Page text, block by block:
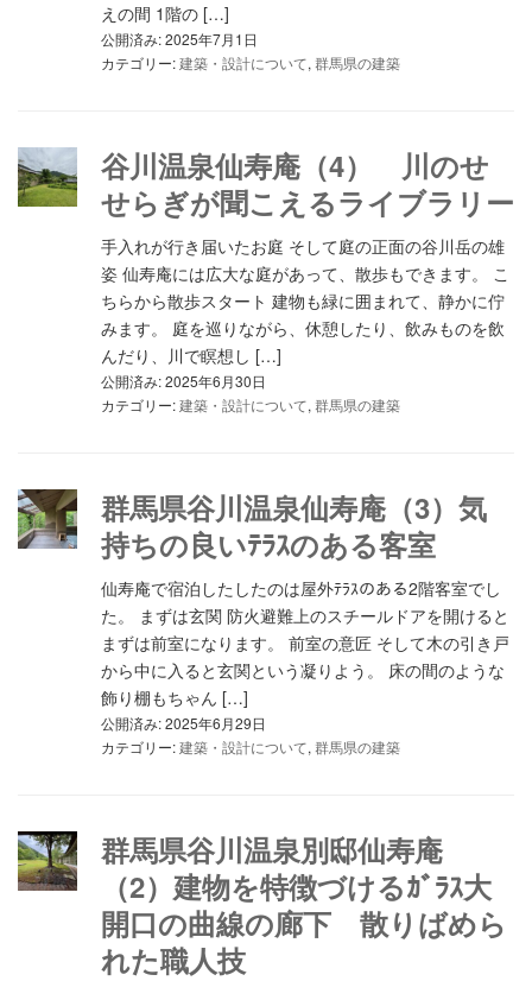
えの間 1階の […]
公開済み: 2025年7月1日
カテゴリー:建築・設計について, 群馬県の建築
谷川温泉仙寿庵（4） 川のせ
せらぎが聞こえるライブラリー
手入れが行き届いたお庭 そして庭の正面の谷川岳の雄
姿 仙寿庵には広大な庭があって、散歩もできます。 こ
ちらから散歩スタート 建物も緑に囲まれて、静かに佇
みます。 庭を巡りながら、休憩したり、飲みものを飲
んだり、川で瞑想し […]
公開済み: 2025年6月30日
カテゴリー:建築・設計について, 群馬県の建築
群馬県谷川温泉仙寿庵（3）気
持ちの良いﾃﾗｽのある客室
仙寿庵で宿泊したしたのは屋外ﾃﾗｽのある2階客室でし
た。 まずは玄関 防火避難上のスチールドアを開けると
まずは前室になります。 前室の意匠 そして木の引き戸
から中に入ると玄関という凝りよう。 床の間のような
飾り棚もちゃん […]
公開済み: 2025年6月29日
カテゴリー:建築・設計について, 群馬県の建築
群馬県谷川温泉別邸仙寿庵
（2）建物を特徴づけるｶﾞﾗｽ大
開口の曲線の廊下 散りばめら
れた職人技